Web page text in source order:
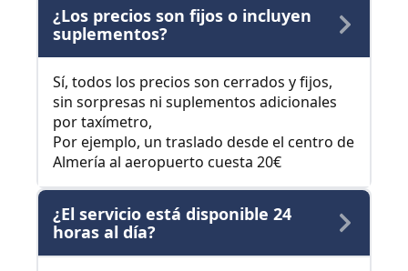
¿Los precios son fijos o incluyen
suplementos?
Sí, todos los precios son cerrados y fijos,
sin sorpresas ni suplementos adicionales
por taxímetro,
Por ejemplo, un traslado desde el centro de
Almería al aeropuerto cuesta 20€
¿El servicio está disponible 24
horas al día?